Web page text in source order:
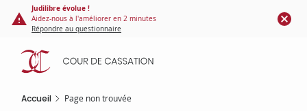
Panneau de gestion des cookies
contenu
principal
Judilibre évolue !
Aidez-nous à l'améliorer en 2 minutes
Répondre au questionnaire
Accueil Page non trouvée